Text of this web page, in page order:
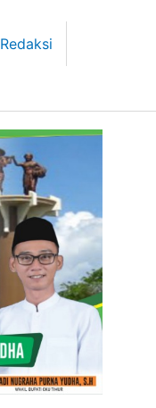
Redaksi